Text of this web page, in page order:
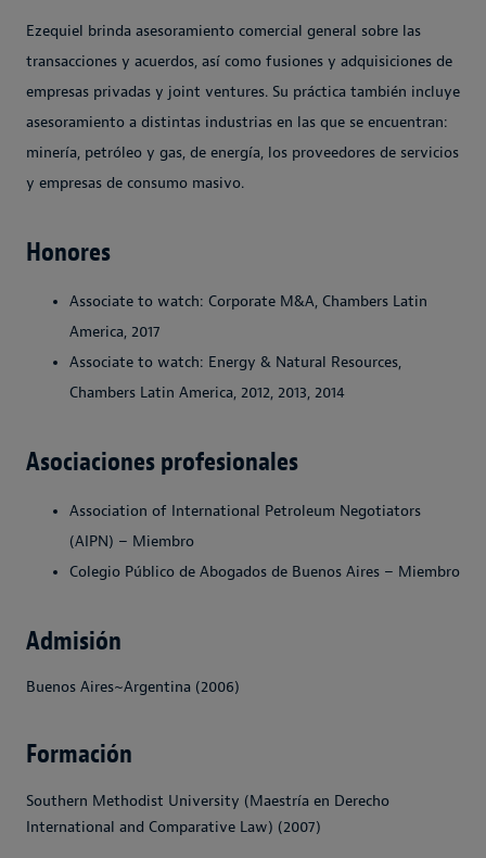
Ezequiel brinda asesoramiento comercial general sobre las
transacciones y acuerdos, así como fusiones y adquisiciones de
empresas privadas y joint ventures. Su práctica también incluye
asesoramiento a distintas industrias en las que se encuentran:
minería, petróleo y gas, de energía, los proveedores de servicios
y empresas de consumo masivo.
Honores
Associate to watch: Corporate M&A, Chambers Latin
America, 2017
Associate to watch: Energy & Natural Resources,
Chambers Latin America, 2012, 2013, 2014
Asociaciones profesionales
Association of International Petroleum Negotiators
(AIPN) – Miembro
Colegio Público de Abogados de Buenos Aires – Miembro
Admisión
Buenos Aires~Argentina (2006)
Formación
Southern Methodist University (Maestría en Derecho
International and Comparative Law) (2007)